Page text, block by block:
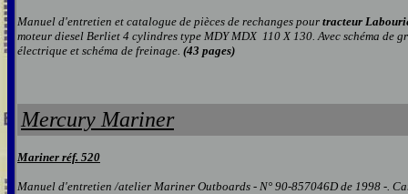
Manuel d'entretien et catalogue de pièces de rechanges pour tracteur
moteur diesel Berliet 4 cylindres type MDY MDX 110 X 130. Avec schéma de
électrique et schéma de freinage. (43 pages)
Mercury Mariner
Mariner réf. 520
Manuel d'entretien /atelier Mariner Outboards - N° 90-857046D de 1998 -.